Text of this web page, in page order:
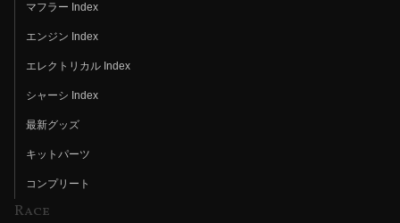
マフラー Index
エンジン Index
エレクトリカル Index
シャーシ Index
最新グッズ
キットパーツ
コンプリート
Race